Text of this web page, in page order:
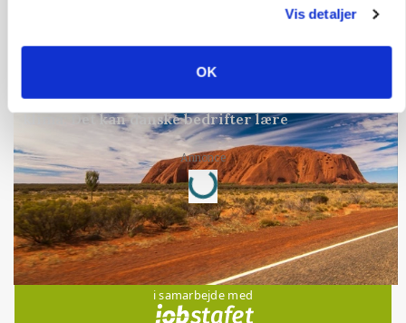
Vis detaljer
OK
Annonce
Australske landmænd tackler vandmangel og
klima: Det kan danske bedrifter lære
Annonce
Loading...
Jobs
i samarbejde med